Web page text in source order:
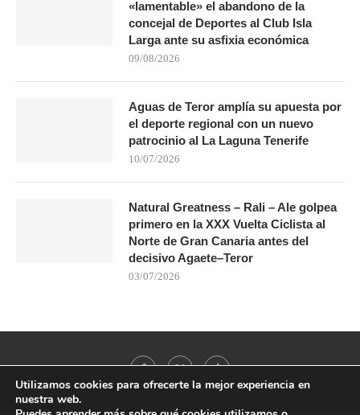
«lamentable» el abandono de la
concejal de Deportes al Club Isla
Larga ante su asfixia económica
09/08/2026
Aguas de Teror amplía su apuesta por
el deporte regional con un nuevo
patrocinio al La Laguna Tenerife
10/07/2026
Natural Greatness – Rali – Ale golpea
primero en la XXX Vuelta Ciclista al
Norte de Gran Canaria antes del
decisivo Agaete–Teror
03/07/2026
Utilizamos cookies para ofrecerte la mejor experiencia en
nuestra web.